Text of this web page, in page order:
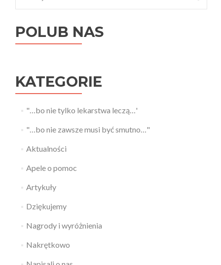
POLUB NAS
KATEGORIE
"…bo nie tylko lekarstwa leczą…'
"…bo nie zawsze musi być smutno…"
Aktualności
Apele o pomoc
Artykuły
Dziękujemy
Nagrody i wyróżnienia
Nakrętkowo